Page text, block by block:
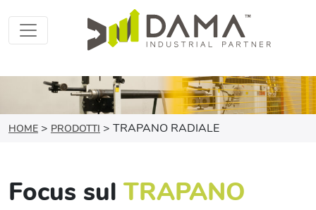
HOME > PRODOTTI > TRAPANO RADIALE
Focus sul TRAPANO